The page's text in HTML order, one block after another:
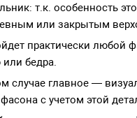
т.к. особенность
или закрытым
практически любой
бедра.
случае главное —
с учетом этой